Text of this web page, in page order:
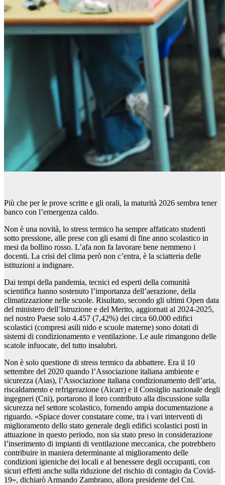
Più che per le prove scritte e gli orali, la maturità 2026 sembra tener
banco con l’emergenza caldo.
Non è una novità, lo stress termico ha sempre affaticato studenti
sotto pressione, alle prese con gli esami di fine anno scolastico in
mesi da bollino rosso. L’afa non fa lavorare bene nemmeno i
docenti. La crisi del clima però non c’entra, è la sciatteria delle
istituzioni a indignare.
Dai tempi della pandemia, tecnici ed esperti della comunità
scientifica hanno sostenuto l’importanza dell’aerazione, della
climatizzazione nelle scuole. Risultato, secondo gli ultimi Open data
del ministero dell’Istruzione e del Merito, aggiornati al 2024-2025,
nel nostro Paese solo 4.457 (7,42%) dei circa 60.000 edifici
scolastici (compresi asili nido e scuole materne) sono dotati di
sistemi di condizionamento e ventilazione. Le aule rimangono delle
scatole infuocate, del tutto insalubri.
Non è solo questione di stress termico da abbattere. Era il 10
settembre del 2020 quando l’Associazione italiana ambiente e
sicurezza (Aias), l’Associazione italiana condizionamento dell’aria,
riscaldamento e refrigerazione (Aicarr) e il Consiglio nazionale degli
ingegneri (Cni), portarono il loro contributo alla discussione sulla
sicurezza nel settore scolastico, fornendo ampia documentazione a
riguardo. «Spiace dover constatare come, tra i vari interventi di
miglioramento dello stato generale degli edifici scolastici posti in
attuazione in questo periodo, non sia stato preso in considerazione
l’inserimento di impianti di ventilazione meccanica, che potrebbero
contribuire in maniera determinante al miglioramento delle
condizioni igieniche dei locali e al benessere degli occupanti, con
sicuri effetti anche sulla riduzione del rischio di contagio da Covid-
19», dichiarò Armando Zambrano, allora presidente del Cni.